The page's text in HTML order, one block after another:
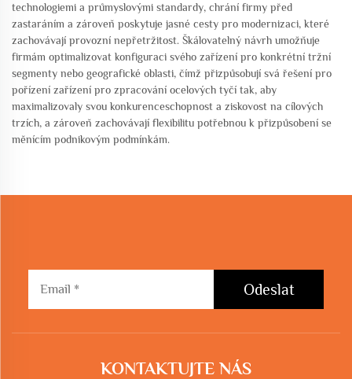
technologiemi a průmyslovými standardy, chrání firmy před
zastaráním a zároveň poskytuje jasné cesty pro modernizaci, které
zachovávají provozní nepřetržitost. Škálovatelný návrh umožňuje
firmám optimalizovat konfiguraci svého zařízení pro konkrétní tržní
segmenty nebo geografické oblasti, čímž přizpůsobují svá řešení pro
pořízení zařízení pro zpracování ocelových tyčí tak, aby
maximalizovaly svou konkurenceschopnost a ziskovost na cílových
trzích, a zároveň zachovávají flexibilitu potřebnou k přizpůsobení se
měnícím podnikovým podmínkám.
Odeslat
KONTAKTUJTE NÁS